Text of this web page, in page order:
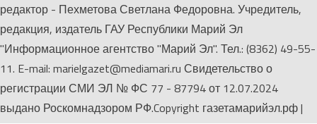
редактор - Пехметова Светлана Федоровна. Учредитель,
редакция, издатель ГАУ Республики Марий Эл
"Информационное агентство "Марий Эл". Тел.: (8362) 49-55-
11. E-mail: marielgazet@mediamari.ru Свидетельство о
регистрации СМИ ЭЛ № ФС 77 - 87794 от 12.07.2024
выдано Роскомнадзором РФ.Copyright газетамарийэл.рф|